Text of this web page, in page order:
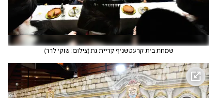
שמחת בית קרעטשניף קריית גת(צילום: שוקי לרר)